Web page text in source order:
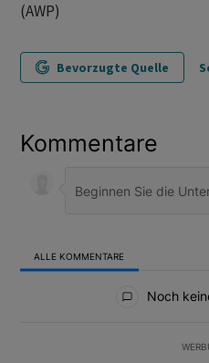
(AWP)
Bevorzugte Quelle
Kommentare
ALLE KOMMENTARE
Noch